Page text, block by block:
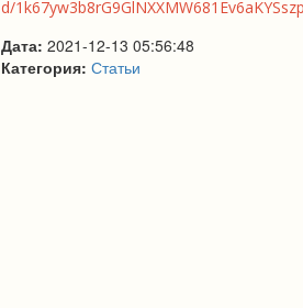
d/
Дата: 2021-12-13 05:56:48
Категория: Статьи